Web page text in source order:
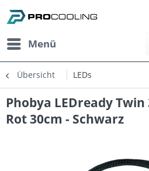
Menü
Übersicht LEDs
Phobya LEDready
Rot 30cm - Schwarz